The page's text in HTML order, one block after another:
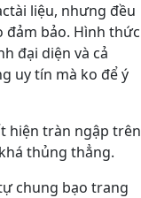
liệu, nhưng đều
bảo. Hình thức
đại diện và cả
uy tín mà ko để ý
hiện tràn ngập trên
thủng thẳng.
chung bạo trang